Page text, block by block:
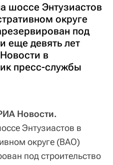
шоссе Энтузиастов
округе
под
еще девять лет
в
пресс-службы
Новости.
Энтузиастов в
округе (ВАО)
под строительство